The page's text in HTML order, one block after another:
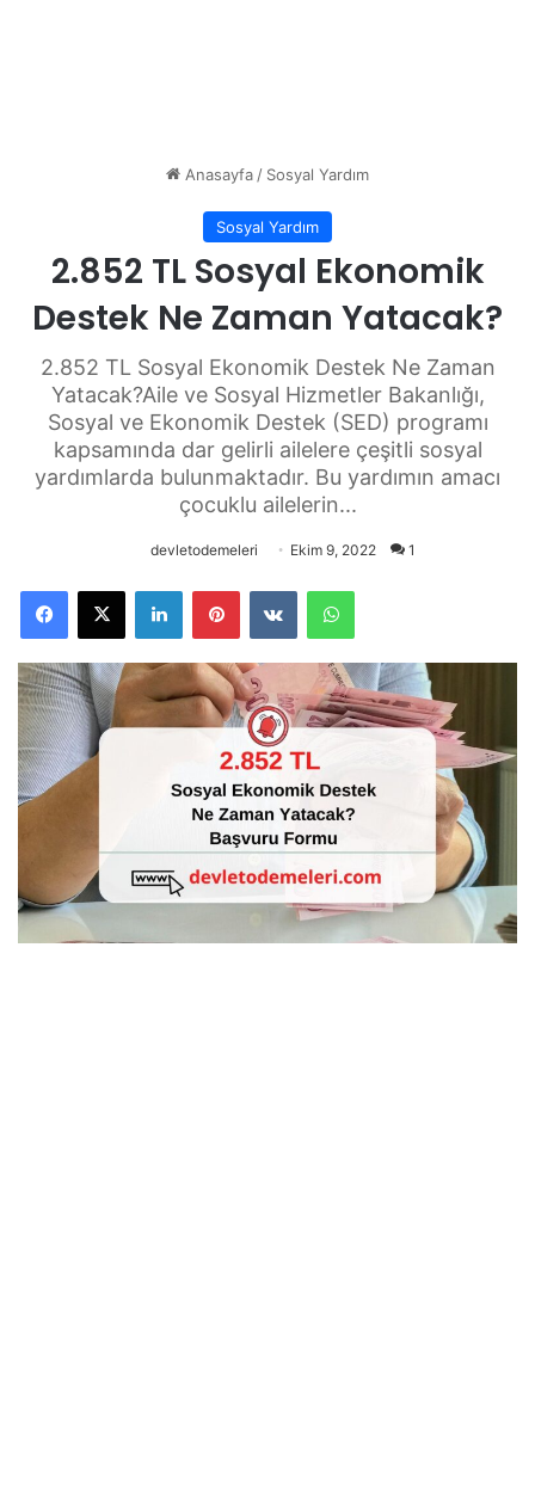
Anasayfa/ Sosyal Yardım
Sosyal Yardım
2.852 TL Sosyal Ekonomik
Destek Ne Zaman Yatacak?
2.852 TL Sosyal Ekonomik Destek Ne Zaman
Yatacak?Aile ve Sosyal Hizmetler Bakanlığı,
Sosyal ve Ekonomik Destek (SED) programı
kapsamında dar gelirli ailelere çeşitli sosyal
yardımlarda bulunmaktadır. Bu yardımın amacı
çocuklu ailelerin...
devletodemeleri Ekim 9, 2022 1